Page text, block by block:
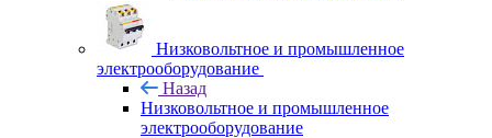
Низковольтное и промышленное
электрооборудование
Назад
Низковольтное и промышленное
электрооборудование